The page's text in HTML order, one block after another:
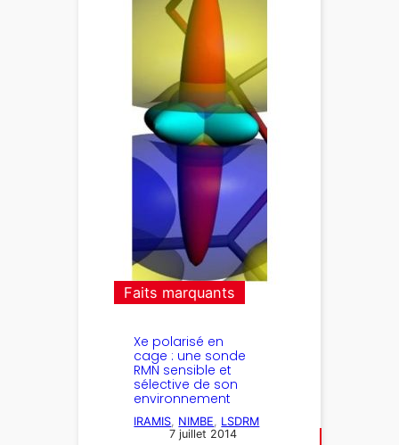
Faits marquants
Xe polarisé en
cage : une sonde
RMN sensible et
sélective de son
environnement
IRAMIS NIMBE
LSDRM
7 juillet 2014